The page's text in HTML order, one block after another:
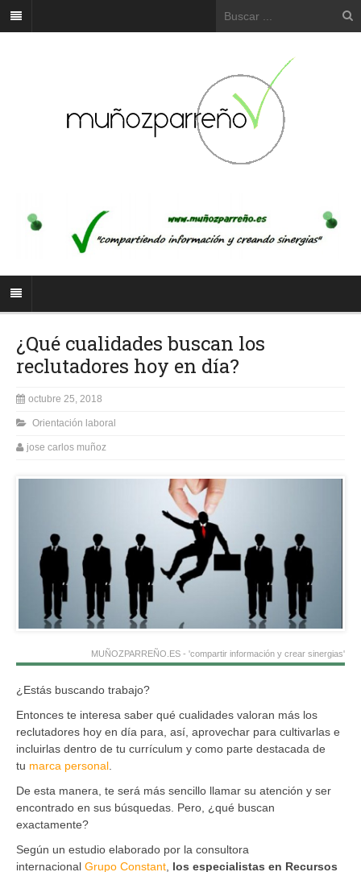
¿Qué cualidades buscan los
reclutadores hoy en día?
octubre 25, 2018
Orientación laboral
jose carlos muñoz
MUÑOZPARREÑO.ES - 'compartir información y crear sinergias'
¿Estás buscando trabajo?
Entonces te interesa saber qué cualidades valoran más los
reclutadores hoy en día para, así, aprovechar para cultivarlas e
incluirlas dentro de tu currículum y como parte destacada de
tu marca personal
De esta manera, te será más sencillo llamar su atención y ser
encontrado en sus búsquedas. Pero, ¿qué buscan
exactamente?
Según un estudio elaborado por la consultora
internacional Grupo Constant los especialistas en Recursos